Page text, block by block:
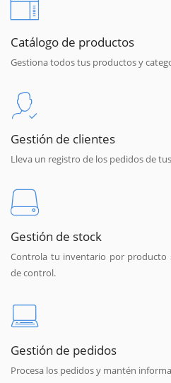
Catálogo de productos
Gestiona todos tus productos y
Gestión de clientes
Lleva un registro de los pedidos de
Gestión de stock
Controla tu inventario por producto
de control.
Gestión de pedidos
Procesa los pedidos y mantén